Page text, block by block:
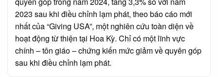
2023 sau khi điều chỉnh lạm phát, theo báo cáo mới
nhất của “Giving USA”, một nghiên cứu toàn diện về
hoạt động từ thiện tại Hoa Kỳ. Chỉ có một lĩnh vực
chính – tôn giáo – chứng kiến mức giảm về quyên góp
sau khi điều chỉnh lạm phát.